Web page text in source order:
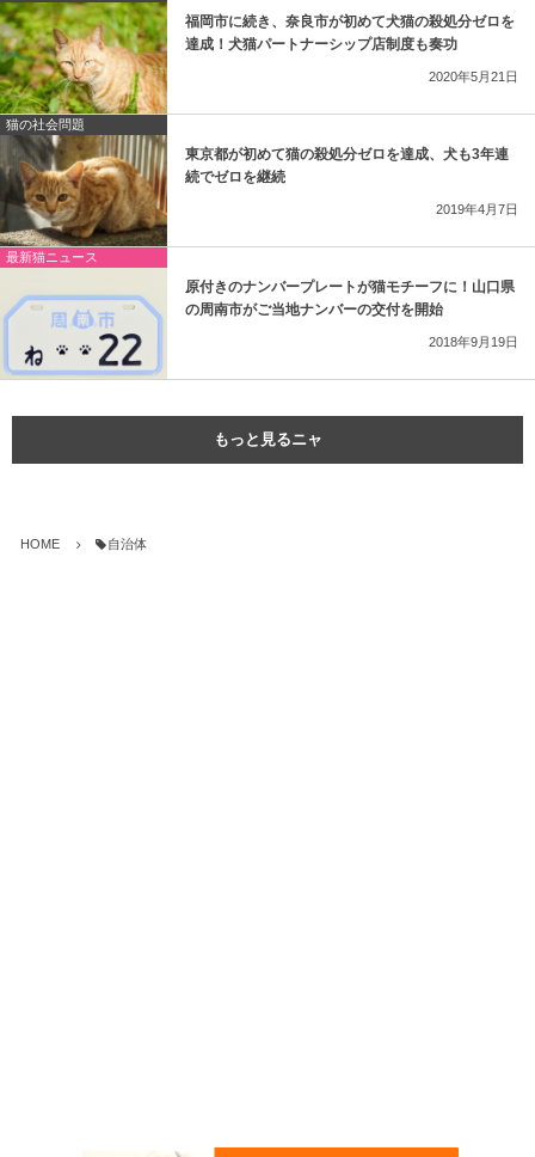
福岡市に続き、奈良市が初めて犬猫の殺処分ゼロを
達成！犬猫パートナーシップ店制度も奏功
2020年5月21日
猫の社会問題
東京都が初めて猫の殺処分ゼロを達成、犬も3年連
続でゼロを継続
2019年4月7日
最新猫ニュース
原付きのナンバープレートが猫モチーフに！山口県
の周南市がご当地ナンバーの交付を開始
2018年9月19日
もっと見るニャ
HOME 自治体